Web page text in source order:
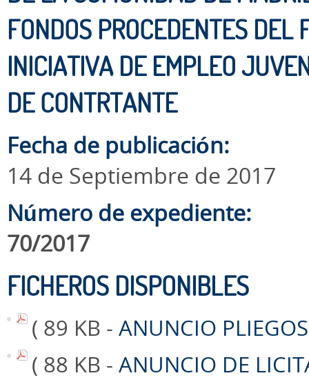
FONDOS PROCEDENTES DEL
INICIATIVA DE EMPLEO
DE CONTRTANTE
Fecha de publicación:
14 de Septiembre de 2017
Número de expediente:
70/2017
FICHEROS DISPONIBLES
( 89 KB - ANUNCIO
( 88 KB - ANUNCIO DE